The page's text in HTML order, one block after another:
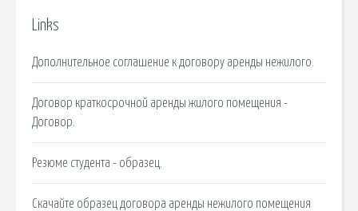
Links
Дополнительное соглашение к договору аренды нежилого.
Договор краткосрочной аренды жилого помещения -
Договор.
Резюме студента - образец.
Скачайте образец договора аренды нежилого помещения